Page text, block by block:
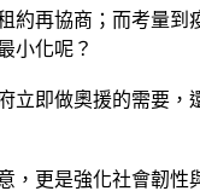
約再協商；而考量到
小化呢？
立即做奧援的需要，
更是強化社會韌性